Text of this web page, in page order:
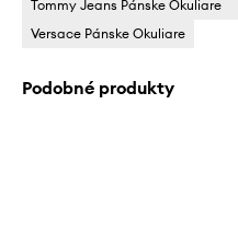
Tommy Jeans Pánske Okuliare
Versace Pánske Okuliare
Podobné produkty